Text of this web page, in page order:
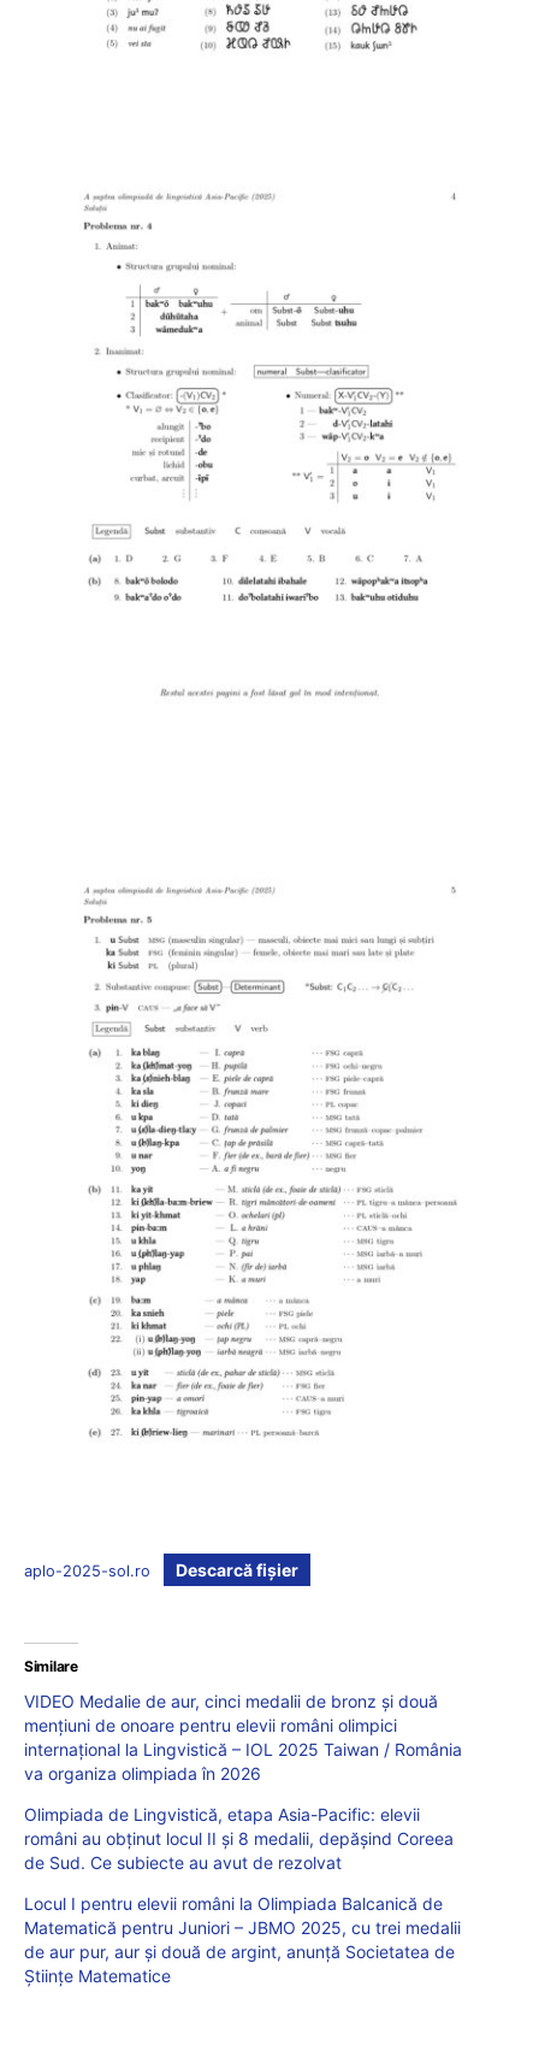
aplo-2025-sol.ro Descarcă fișier
Similare
VIDEO Medalie de aur, cinci medalii de bronz și două
mențiuni de onoare pentru elevii români olimpici
internațional la Lingvistică – IOL 2025 Taiwan / România
va organiza olimpiada în 2026
Olimpiada de Lingvistică, etapa Asia-Pacific: elevii
români au obținut locul II și 8 medalii, depășind Coreea
de Sud. Ce subiecte au avut de rezolvat
Locul I pentru elevii români la Olimpiada Balcanică de
Matematică pentru Juniori – JBMO 2025, cu trei medalii
de aur pur, aur și două de argint, anunță Societatea de
Științe Matematice